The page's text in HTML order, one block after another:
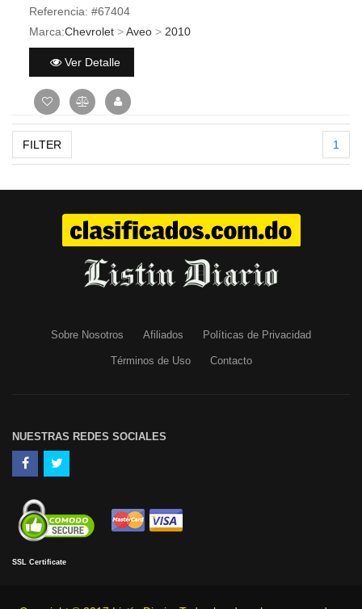
Referencia: #67404
Marca:Chevrolet >Aveo > 2010
Ver Detalle
FILTER 1
Sobre Nosotros Afiliados Políticas de Privacidad
Términos de Uso Contacto
NUESTRAS REDES SOCIALES
SSL Certificate